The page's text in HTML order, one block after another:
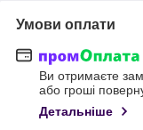
Умови оплати
Ви отримаєте
або гроші
Детальніше